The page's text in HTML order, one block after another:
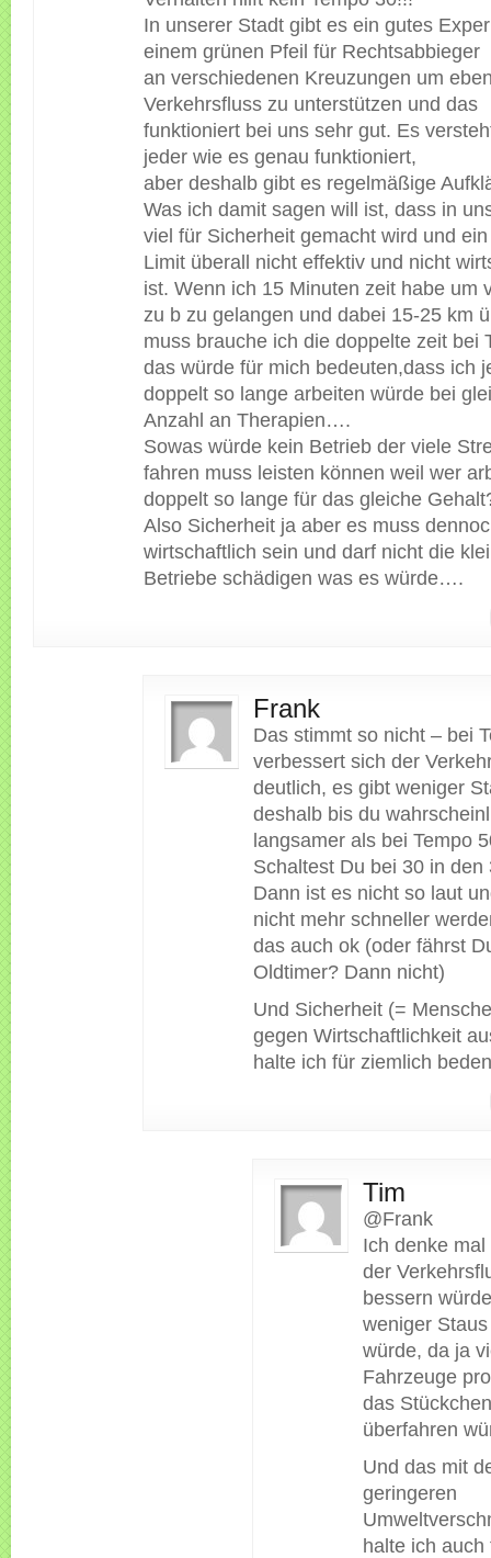
In unserer Stadt gibt es ein gutes
einem grünen Pfeil für Rechtsabbieger
an verschiedenen Kreuzungen um
Verkehrsfluss zu unterstützen und das
funktioniert bei uns sehr gut. Es
jeder wie es genau funktioniert,
aber deshalb gibt es regelmäßige
Was ich damit sagen will ist, dass in
viel für Sicherheit gemacht wird und
Limit überall nicht effektiv und nicht
ist. Wenn ich 15 Minuten zeit habe um
zu b zu gelangen und dabei 15-25 km
muss brauche ich die doppelte zeit bei
das würde für mich bedeuten,dass ich
doppelt so lange arbeiten würde bei
Anzahl an Therapien….
Sowas würde kein Betrieb der viele
fahren muss leisten können weil wer
doppelt so lange für das gleiche
Also Sicherheit ja aber es muss
wirtschaftlich sein und darf nicht die
Betriebe schädigen was es würde….
Frank
Das stimmt so nicht – bei
verbessert sich der
deutlich, es gibt weniger
deshalb bis du
langsamer als bei Tempo
Schaltest Du bei 30 in den
Dann ist es nicht so laut
nicht mehr schneller
das auch ok (oder fährst
Oldtimer? Dann nicht)
Und Sicherheit (=
gegen Wirtschaftlichkeit
halte ich für ziemlich
Tim
@Frank
Ich denke
der
bessern
weniger
würde, da ja
Fahrzeuge
das
überfahren
Und das mit
geringeren
halte ich auch